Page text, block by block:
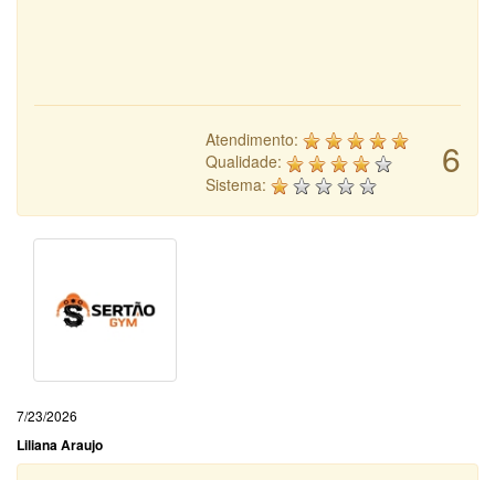
6
Atendimento:
Qualidade:
Sistema:
7/23/2026
Liliana Araujo